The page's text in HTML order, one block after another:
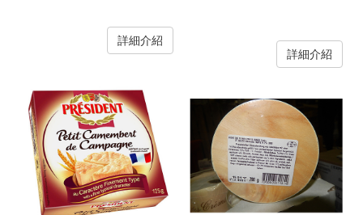
詳細介紹
1. 此商品僅供業務通路客戶訂
購，恕不開放零售。
詳細介紹